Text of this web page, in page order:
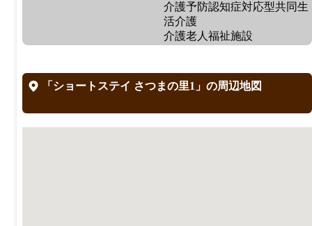
介護予防認知症対応型共同生
活介護
介護老人福祉施設
「ショートステイ さつまの里1」の周辺地図